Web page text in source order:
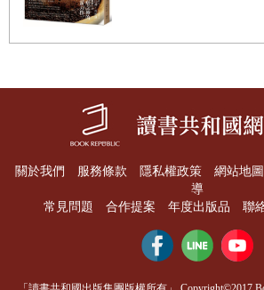
1.蜜芋頭：一芋多吃法
2.白頭翁：樸實的和風點心
3.龍眼乾：靠山吃山的智慧
4.柿餅：事事如意好吉祥
5.洋菜：富含膠質的點心
關於我們 服務條款 隱私權政策 網站地圖
導
常見問題
合作提案 年度出版品 聯